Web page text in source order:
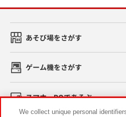
あそび場をさがす
ゲーム機をさがす
スマホ・PCであそぶ
We collect unique personal